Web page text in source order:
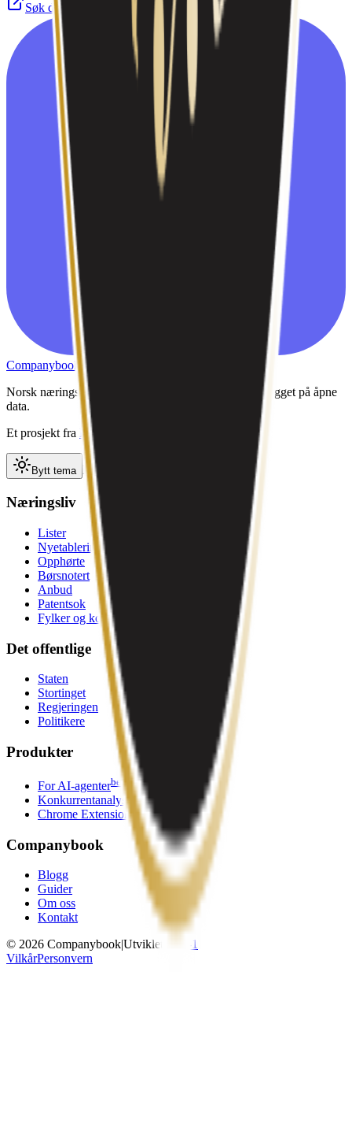
Søk domener hos Norid
CB
Companybook
Norsk næringsliv — tilgjengelig der din AI jobber. Bygget på åpne
data.
Et prosjekt fra D&CO
Bytt tema Bytt tema
Næringsliv
Lister
Nyetableringer
Opphørte
Børsnotert
Anbud
Patentsok
Fylker og kommuner
Det offentlige
Staten
Stortinget
Regjeringen
Politikere
Produkter
For AI-agenterbeta
Konkurrentanalyse
Chrome Extension
Companybook
Blogg
Guider
Om oss
Kontakt
© 2026 CompanybookUtviklet av
0-1
VilkårPersonvern